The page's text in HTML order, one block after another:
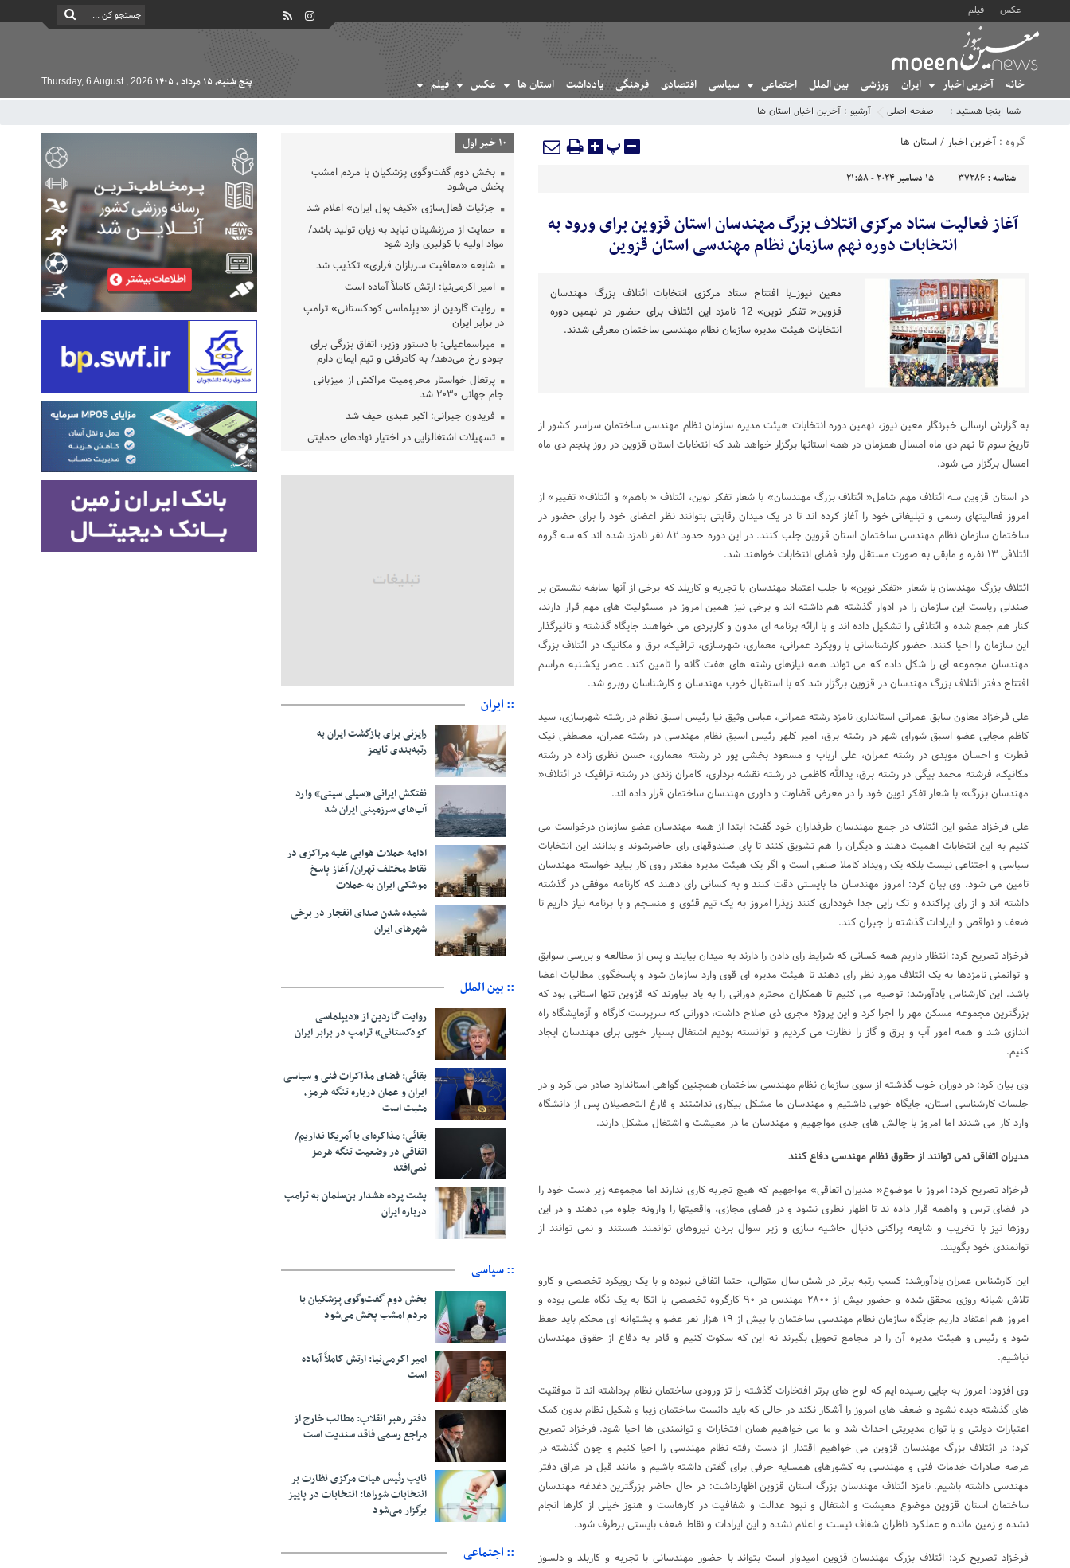
عکس فیلم
خانه آخرین اخبار ایران ورزشی بین الملل اجتماعی سیاسی اقتصادی فرهنگی یادداشت استان ها عکس فیلم پنج شنبه, ۱۵ مرداد , ۱۴۰۵ Thursday, 6 August , 2026
شما اینجا هستید : صفحه اصلی آرشیو : آخرین اخبار, استان ها
گروه : آخرین اخبار/استان ها پ
شناسه : 37286 15 دسامبر 2024 - 21:58
آغاز فعالیت ستاد مرکزی ائتلاف بزرگ مهندسان استان قزوین برای ورود به
انتخابات دوره نهم سازمان نظام مهندسی استان قزوین
معین نیوز_با افتتاح ستاد مرکزی انتخابات ائتلاف بزرگ مهندسان
قزوین« تفکر نوین» 12 نامزد این ائتلاف برای حضور در نهمین دوره
انتخابات هیئت مدیره سازمان نظام مهندسی ساختمان معرفی شدند.
به گزارش ارسالی خبرنگار معین نیوز، نهمین دوره انتخابات هیئت مدیره سازمان نظام مهندسی ساختمان سراسر کشور از
تاریخ سوم تا نهم دی ماه امسال همزمان در همه استانها برگزار خواهد شد که انتخابات استان قزوین در روز پنجم دی ماه
امسال برگزار می شود.
در استان قزوین سه ائتلاف مهم شامل« ائتلاف بزرگ مهندسان» با شعار تفکر نوین، ائتلاف « باهم» و ائتلاف« تغییر» از
امروز فعالیتهای رسمی و تبلیغاتی خود را آغاز کرده اند تا در یک میدان رقابتی بتوانند نظر اعضای خود را برای حضور در
ساختمان سازمان نظام مهندسی ساختمان استان قزوین جلب کنند. در این دوره حدود ۸۲ نفر نامزد شده اند که سه گروه
ائتلافی ۱۳ نفره و مابقی به صورت مستقل وارد فضای انتخابات خواهند شد.
ائتلاف بزرگ مهندسان با شعار «تفکر نوین» با جلب اعتماد مهندسان با تجربه و کاربلد که برخی از آنها سابقه نشستن بر
صندلی ریاست این سازمان را در ادوار گذشته هم داشته اند و برخی نیز همین امروز در مسئولیت های مهم قرار دارند،
کنار هم جمع شده و ائتلافی را تشکیل داده اند و با ارائه برنامه ای مدون و کاربردی می خواهند جایگاه گذشته و تاثیرگذار
این سازمان را احیا کنند. حضور کارشناسانی با رویکرد عمرانی، معماری، شهرسازی، ترافیک، برق و مکانیک در ائتلاف بزرگ
مهندسان مجموعه ای را شکل داده که می تواند همه نیازهای رشته های هفت گانه را تامین کند. عصر یکشنبه مراسم
افتتاح دفتر ائتلاف بزرگ مهندسان در قزوین برگزار شد که با استقبال خوب مهندسان و کارشناسان روبرو شد.
علی فرخزاد معاون سابق عمرانی استانداری نامزد رشته عمرانی، عباس وثیق نیا رئیس اسبق نظام در رشته شهرسازی، سید
کاظم مجابی عضو اسبق شورای شهر در رشته برق، امیر کلهر رئیس اسبق نظام مهندسی در رشته عمران، مصطفی نیک
فطرت و احسان موبدی در رشته عمران، علی ارباب و مسعود بخشی پور در رشته معماری، حسن نظری زاده در رشته
مکانیک، فرشته محمد بیگی در رشته برق، یدالله کاظمی در رشته نقشه برداری، کامران زندی در رشته ترافیک در ائتلاف«
مهندسان بزرگ» با شعار تفکر نوین خود را در معرض قضاوت و داوری مهندسان ساختمان قرار داده اند.
علی فرخزاد عضو این ائتلاف در جمع مهندسان طرفداران خود گفت: ابتدا از همه مهندسان عضو سازمان درخواست می
کنیم به این انتخابات اهمیت دهند و دیگران را هم تشویق کنند تا پای صندوقهای رای حاضرشوند و بدانند این انتخابات
سیاسی و اجتناعی نیست بلکه یک رویداد کاملا صنفی است و اگر یک هیئت مدیره مقتدر روی کار بیاید خواسته مهندسان
تامین می شود. وی بیان کرد: امروز مهندسان ما بایستی دقت کنند و به کسانی رای دهند که کارنامه موفقی در گذشته
داشته اند و از رای پراکنده و تک رایی جدا خودداری کنند زیذرا امروز به یک تیم قئوی و منسجم و با برنامه نیاز داریم تا
ضعف و نواقص و ایرادات گذشته را جبران کند.
فرخزاد تصریح کرد: انتظار داریم همه کسانی که شرایط رای دادن را دارند به میدان بیایند و پس از مطالعه و بررسی سوابق
و توانمنی نامزدها به یک ائتلاف مورد نظر رای دهند تا هیئت مدیره ای قوی وارد سازمان شود و پاسخگوی مطالبات اعضا
باشد. این کارشناس یادآورشد: توصیه می کنیم تا همکاران محترم دورانی را به یاد بیاورند که قزوین تنها استانی بود که
بزرگترین مجموعه مسکن مهر را اجرا کرد و این پروژه مجری ذی صلاح داشت، دورانی که سرپرست کارگاه و آزمایشگاه راه
اندازی شد و همه امور آب و برق و گاز را نظارت می کردیم و توانسته بودیم اشتغال بسیار خوبی برای مهندسان ایجاد
کنیم.
وی بیان کرد: در دوران خوب گذشته از سوی سازمان نظام مهندسی ساختمان همچنین گواهی استاندارد صادر می کرد و در
جلسات کارشناسی استان، جایگاه خوبی داشتیم و مهندسان ما مشکل بیکاری نداشتند و فارغ التحصیلان پس از دانشگاه
وارد کار می شدند اما امروز با چالش های جدی مواجهیم و مهندسان ما در معیشت و اشتغال مشکل دارند.
مدیران اتفاقی نمی توانند از حقوق نظام مهندسی دفاع کنند
فرخزاد تصریح کرد: امروز با موضوع« مدیران اتفاقی» مواجهیم که هیچ تجربه کاری ندارند اما مجموعه زیر دست خود را
در فضای ترس و واهمه قرار داده ند تا اظهار نظری نشود و در فضای مجازی، واقعیتها را وارونه جلوه می دهند و در این
روزها نیز با تخریب و شایعه پراکنی دنبال حاشیه سازی و زیر سوال بردن نیروهای توانمند هستند و نمی توانند از
توانمندی خود بگویند.
این کارشناس عمران یادآورشد: کسب رتبه برتر در شش سال متوالی، حتما اتفاقی نبوده و با یک رویکرد تخصصی و کارو
تلاش شبانه روزی محقق شده و حضور بیش از ۲۸۰۰ مهندس در ۹۰ کارگروه تخصصی با اتکا به یک نگاه علمی بوده و
امروز هم اعتقاد داریم جایگاه سازمان نظام مهندسی ساختمان با بیش از ۱۹ هزار نفر عضو و پشتوانه ای محکم باید حفظ
شود و رئیس و هیئت مدیره آن را در مجامع تحویل بگیرند نه این که سکوت کنیم و قادر به دفاع از حقوق مهندسان
نباشیم.
وی افزود: امروز به جایی رسیده ایم که لوح های برتر افتخارات گذشته را تز ورودی ساختمان نظام برداشته اند تا موفقیت
های گذشته دیده نشود و ضعف های امروز را آشکار نکند در حالی که باید دانست ساختمان زیبا و شکیل نظام بدون کمک
اعتبارات دولتی و با توان مدیریتی احداث شد و ما می خواهیم همان افتخارات و توانمندی ها احیا شود. فرخزاد تصریح
کرد: در ائتلاف بزرگ مهندسان قزوین می خواهیم اقتدار از دست رفته نظام مهندسی را احیا کنیم و چون گذشته در
عرصه صادرات خدمات فنی و مهندسی به کشورهای همسایه حرفی برای گفتن داشته باشیم و مانند قبل در عراق دفتر
مهندسی داشته باشیم. نامزد ائتلاف مهندسان بزرگ استان قزوین اظهارداشت: در حال حاضر بزرگترین دغدغه مهندسان
ساختمان استان قزوین موضوع معیشت و اشتغال و نبود عدالت و شفافیت در کارهاست و هنوز خیلی از کارها انجام
نشده و زمین مانده و عملکرد ناظران شفاف نیست و اعلام نشده و این ایرادات و نقاط ضعف بایستی برطرف شود.
فرخزاد تصریح کرد: ائتلاف بزرگ مهندسان قزوین امیدوار است بتواند با حضور مهندسانی با تجربه و کاربلد و دلسوز
10 خبر اول
بخش دوم گفت‌وگوی پزشکیان با مردم امشب
پخش می‌شود
جزئیات فعال‌سازی «کیف پول ایران» اعلام شد
حمایت از مرزنشینان نباید به زیان تولید باشد/
مواد اولیه با کولبری وارد شود
شایعه «معافیت سربازان فراری» تکذیب شد
امیر اکرمی‌نیا: ارتش کاملاً آماده است
روایت گاردین از «دیپلماسی کودکستانی» ترامپ
در برابر ایران
میراسماعیلی: با دستور وزیر، اتفاق بزرگی برای
جودو رخ می‌دهد/ به کادرفنی و تیم ایمان دارم
پرتغال خواستار محرومیت مراکش از میزبانی
جام جهانی ۲۰۳۰ شد
فریدون جیرانی: اکبر عبدی حیف شد
تسهیلات اشتغالزایی در اختیار نهادهای حمایتی
زمان جلسه سرنوشت‌ساز هیات رئیسه
رئیس سازمان جهاد کشاورزی استان: کشاورزان
:: ایران
رایزنی برای بازگشت ایران به
رتبه‌بندی تایمز
نفتکش ایرانی «سیلی سیتی» وارد
آب‌های سرزمینی ایران شد
ادامه حملات هوایی علیه مراکزی در
نقاط مختلف تهران/ آغاز پاسخ
موشکی ایران به حملات
شنیده شدن صدای انفجار در برخی
شهرهای ایران
:: بین الملل
روایت گاردین از «دیپلماسی
کودکستانی» ترامپ در برابر ایران
بقائی: فضای مذاکرات فنی و سیاسی
ایران و عمان درباره تنگه هرمز،
مثبت است
بقائی: مذاکره‌ای با آمریکا نداریم/
اتفاقی در وضعیت تنگه هرمز
نمی‌افتد
پشت پرده هشدار بن‌سلمان به ترامپ
درباره ایران
:: سیاسی
بخش دوم گفت‌وگوی پزشکیان با
مردم امشب پخش می‌شود
امیر اکرمی‌نیا: ارتش کاملاً آماده
است
دفتر رهبر انقلاب: مطالب خارج از
مراجع رسمی فاقد سندیت است
نایب رئیس هیات مرکزی نظارت بر
انتخابات شوراها: انتخابات در پاییز
برگزار می‌شود
:: اجتماعی